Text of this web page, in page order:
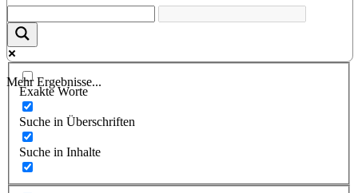
Mehr Ergebnisse...
Exakte Worte
Suche in Überschriften
Suche in Inhalte